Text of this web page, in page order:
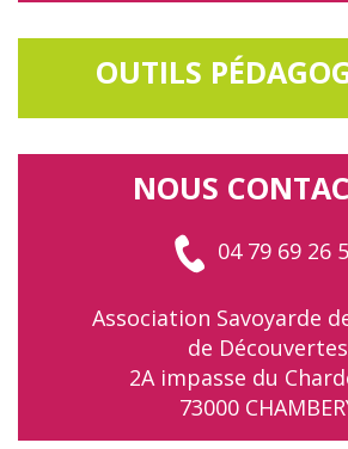
OUTILS
NOUS
04 79 69 26
Association Savoyarde
de Découvertes
2A impasse du
73000